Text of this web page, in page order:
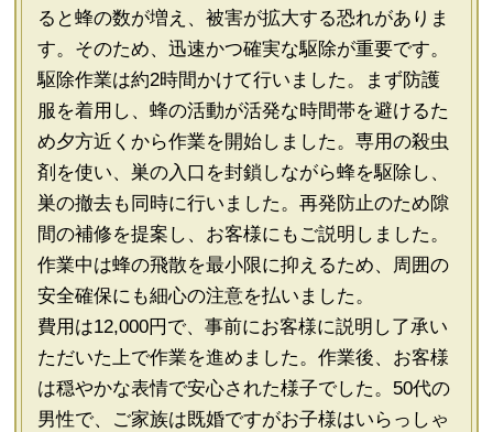
ると蜂の数が増え、被害が拡大する恐れがありま
す。そのため、迅速かつ確実な駆除が重要です。
駆除作業は約2時間かけて行いました。まず防護
服を着用し、蜂の活動が活発な時間帯を避けるた
め夕方近くから作業を開始しました。専用の殺虫
剤を使い、巣の入口を封鎖しながら蜂を駆除し、
巣の撤去も同時に行いました。再発防止のため隙
間の補修を提案し、お客様にもご説明しました。
作業中は蜂の飛散を最小限に抑えるため、周囲の
安全確保にも細心の注意を払いました。
費用は12,000円で、事前にお客様に説明し了承い
ただいた上で作業を進めました。作業後、お客様
は穏やかな表情で安心された様子でした。50代の
男性で、ご家族は既婚ですがお子様はいらっしゃ